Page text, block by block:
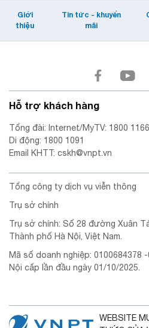
Giới
thiệu
Tin tức - khuyến
mãi
Hỗ trợ khách hàng
Tổng đài: Internet/MyTV: 1800 1166.
Di động: 1800 1091
Email KHTT: cskh@vnpt.vn
Tổng công ty dịch vụ viễn thông
Trụ sở chính
Trụ sở chính: Số 28 đường Xuân
Thành phố Hà Nội, Việt Nam.
Mã số doanh nghiệp: 0100684378
Nội cấp lần đầu ngày 01/10/2025.
WEBSITE